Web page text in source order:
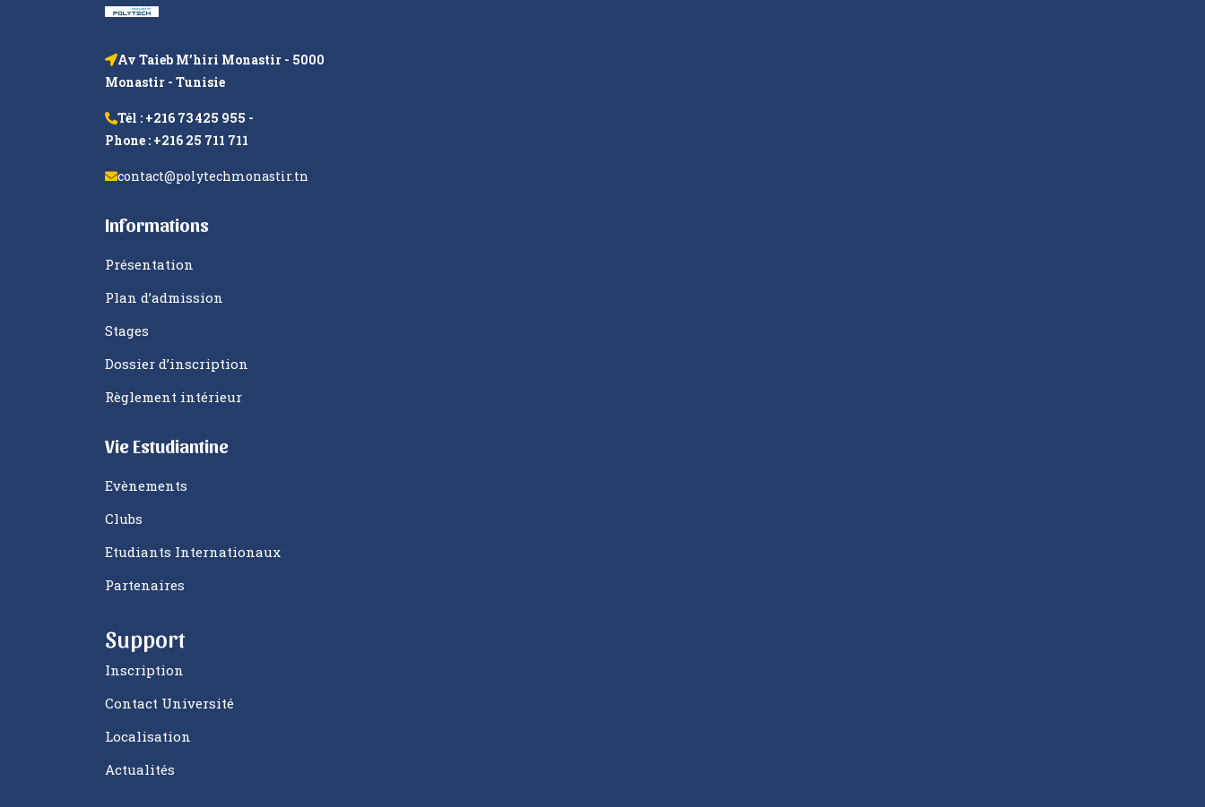
Av Taieb M’hiri Monastir - 5000
Monastir - Tunisie
Tél : +216 73 425 955 -
Phone : +216 25 711 711
contact@polytechmonastir.tn
Informations
Présentation
Plan d’admission
Stages
Dossier d’inscription
Règlement intérieur
Vie Estudiantine
Evènements
Clubs
Etudiants Internationaux
Partenaires
Support
Inscription
Contact Université
Localisation
Actualités